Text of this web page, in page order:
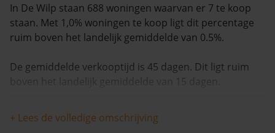
In De Wilp staan 688 woningen waarvan er 7 te koop
staan. Met 1,0% woningen te koop ligt dit percentage
ruim boven het landelijk gemiddelde van 0.5%.
De gemiddelde verkooptijd is 45 dagen. Dit ligt ruim
boven het landelijk gemiddelde van 15 dagen.
De gemiddelde huizenprijs is €422.643. De gemiddelde
vraagprijs is €422.643. In de afgelopen 12 maanden is
+ Lees de volledige omschrijving